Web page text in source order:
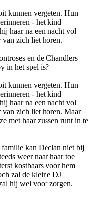
kunnen vergeten. Hun
- het kind
haar na een nacht vol
van zich liet horen.
en de Chandlers
in het spel is?
kunnen vergeten. Hun
- het kind
haar na een nacht vol
van zich liet horen. Maar
met haar zussen runt in te
kan Declan niet bij
weer naar haar toe
kostbaars voor hem
zal de kleine DJ
hij wel voor zorgen.